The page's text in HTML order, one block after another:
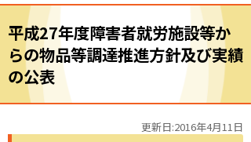
平成27年度障害者就労施設等か
らの物品等調達推進方針及び実績
の公表
更新日:2016年4月11日